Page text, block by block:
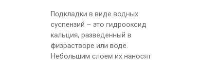
Подкладки в виде водных
суспензий – это гидрооксид
кальция, разведенный в
физрастворе или воде.
Небольшим слоем их наносят